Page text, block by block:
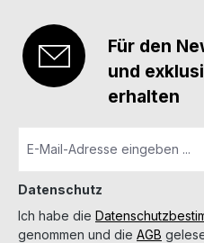
Für den
und
erhalten
Datenschutz
Ich habe die
genommen und die AGB